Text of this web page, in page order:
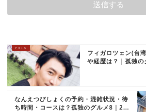
フィガロツェン(台
や経歴は？｜孤独の
なんえつびしょくの予約・混雑状況・待
ち時間・コースは？孤独のグルメ8｜2...